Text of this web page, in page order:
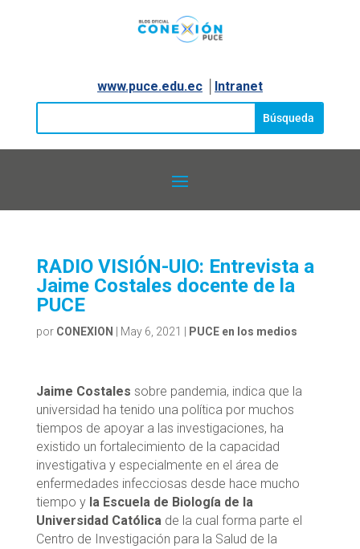
www.puce.edu.ec│ Intranet
RADIO VISIÓN-UIO: Entrevista a
Jaime Costales docente de la
PUCE
por CONEXION May 6, 2021 PUCE en los medios
Jaime Costales sobre pandemia, indica que la
universidad ha tenido una política por muchos
tiempos de apoyar a las investigaciones, ha
existido un fortalecimiento de la capacidad
investigativa y especialmente en el área de
enfermedades infecciosas desde hace mucho
tiempo y la Escuela de Biología de la
Universidad Católicade la cual forma parte el
Centro de Investigación para la Salud de la